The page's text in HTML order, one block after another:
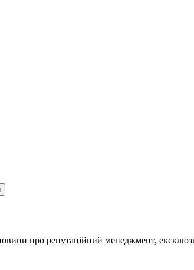
про репутаційний менеджмент,